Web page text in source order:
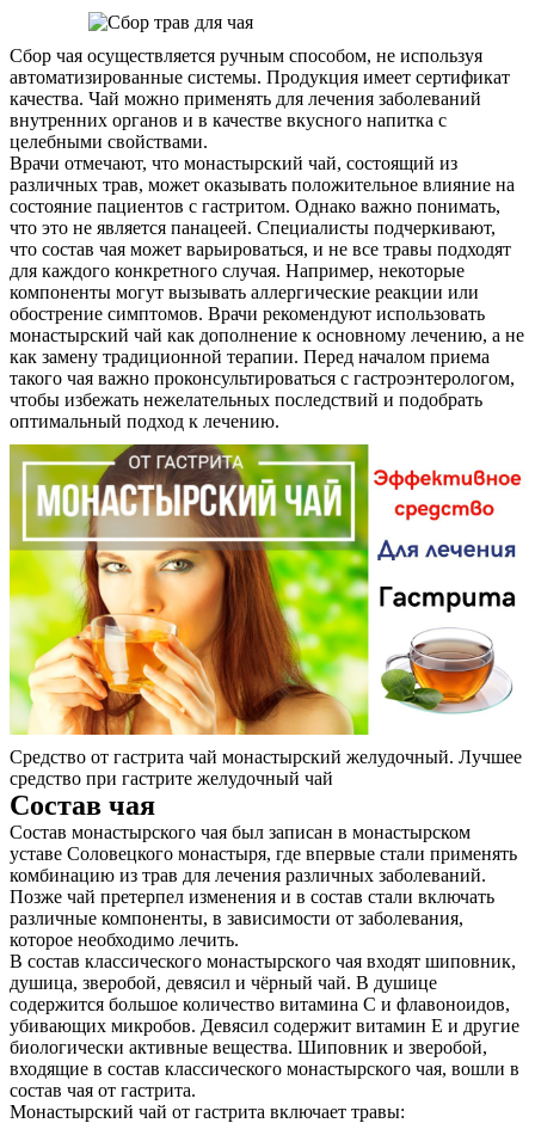
Сбор чая осуществляется ручным способом, не используя
автоматизированные системы. Продукция имеет сертификат
качества. Чай можно применять для лечения заболеваний
внутренних органов и в качестве вкусного напитка с
целебными свойствами.
Врачи отмечают, что монастырский чай, состоящий из
различных трав, может оказывать положительное влияние на
состояние пациентов с гастритом. Однако важно понимать,
что это не является панацеей. Специалисты подчеркивают,
что состав чая может варьироваться, и не все травы подходят
для каждого конкретного случая. Например, некоторые
компоненты могут вызывать аллергические реакции или
обострение симптомов. Врачи рекомендуют использовать
монастырский чай как дополнение к основному лечению, а не
как замену традиционной терапии. Перед началом приема
такого чая важно проконсультироваться с гастроэнтерологом,
чтобы избежать нежелательных последствий и подобрать
оптимальный подход к лечению.
Средство от гастрита чай монастырский желудочный. Лучшее
средство при гастрите желудочный чай
Состав чая
Состав монастырского чая был записан в монастырском
уставе Соловецкого монастыря, где впервые стали применять
комбинацию из трав для лечения различных заболеваний.
Позже чай претерпел изменения и в состав стали включать
различные компоненты, в зависимости от заболевания,
которое необходимо лечить.
В состав классического монастырского чая входят шиповник,
душица, зверобой, девясил и чёрный чай. В душице
содержится большое количество витамина С и флавоноидов,
убивающих микробов. Девясил содержит витамин Е и другие
биологически активные вещества. Шиповник и зверобой,
входящие в состав классического монастырского чая, вошли в
состав чая от гастрита.
Монастырский чай от гастрита включает травы: